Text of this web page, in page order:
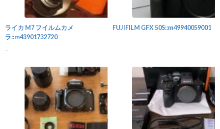
ライカ M7 フイルムカメ
ラ::m43901732720
FUJIFILM GFX 50S::m49940059001